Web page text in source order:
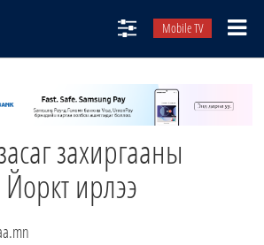
Mobile TV
захиргааны
ирлээ